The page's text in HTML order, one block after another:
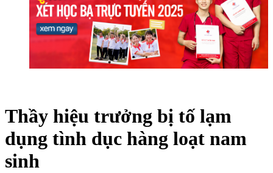
Thầy hiệu trưởng bị tố lạm
dụng tình dục hàng loạt nam
sinh